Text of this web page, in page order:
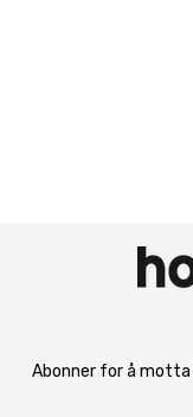
Abonner for å